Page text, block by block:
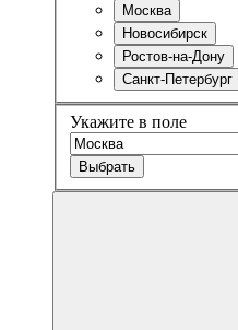
Москва
Новосибирск
Ростов-на-Дону
Санкт-Петербург
Укажите в поле
Выбрать